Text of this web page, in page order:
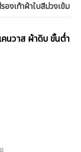
รองเท้าผ้าใบสีม่วงเข้ม
คนวาส ผ้าดิบ ขั้นต่ำ